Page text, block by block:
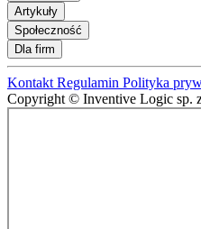
Artykuły
Społeczność
Dla firm
Kontakt Regulamin Polityka
Copyright © Inventive Logic sp.